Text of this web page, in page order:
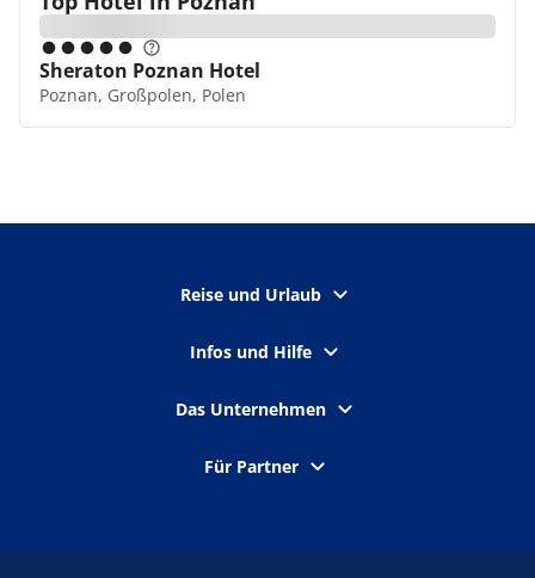
Sheraton Poznan Hotel
Poznan, Großpolen, Polen
Reise und Urlaub
Infos und Hilfe
Das Unternehmen
Für Partner